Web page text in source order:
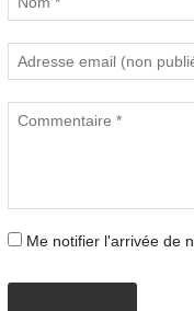
Me notifier l'arrivée de